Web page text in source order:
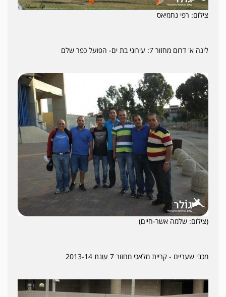
צילום: רפי נחמיאס
ליגה א' דרום מחזור 7: עירוני בת ים- הפועל כפר שלם
(צילום: שלמה אשר-חיים)
מכבי שעריים - קריית מלאכי מחזור 7 עונת 2013-14